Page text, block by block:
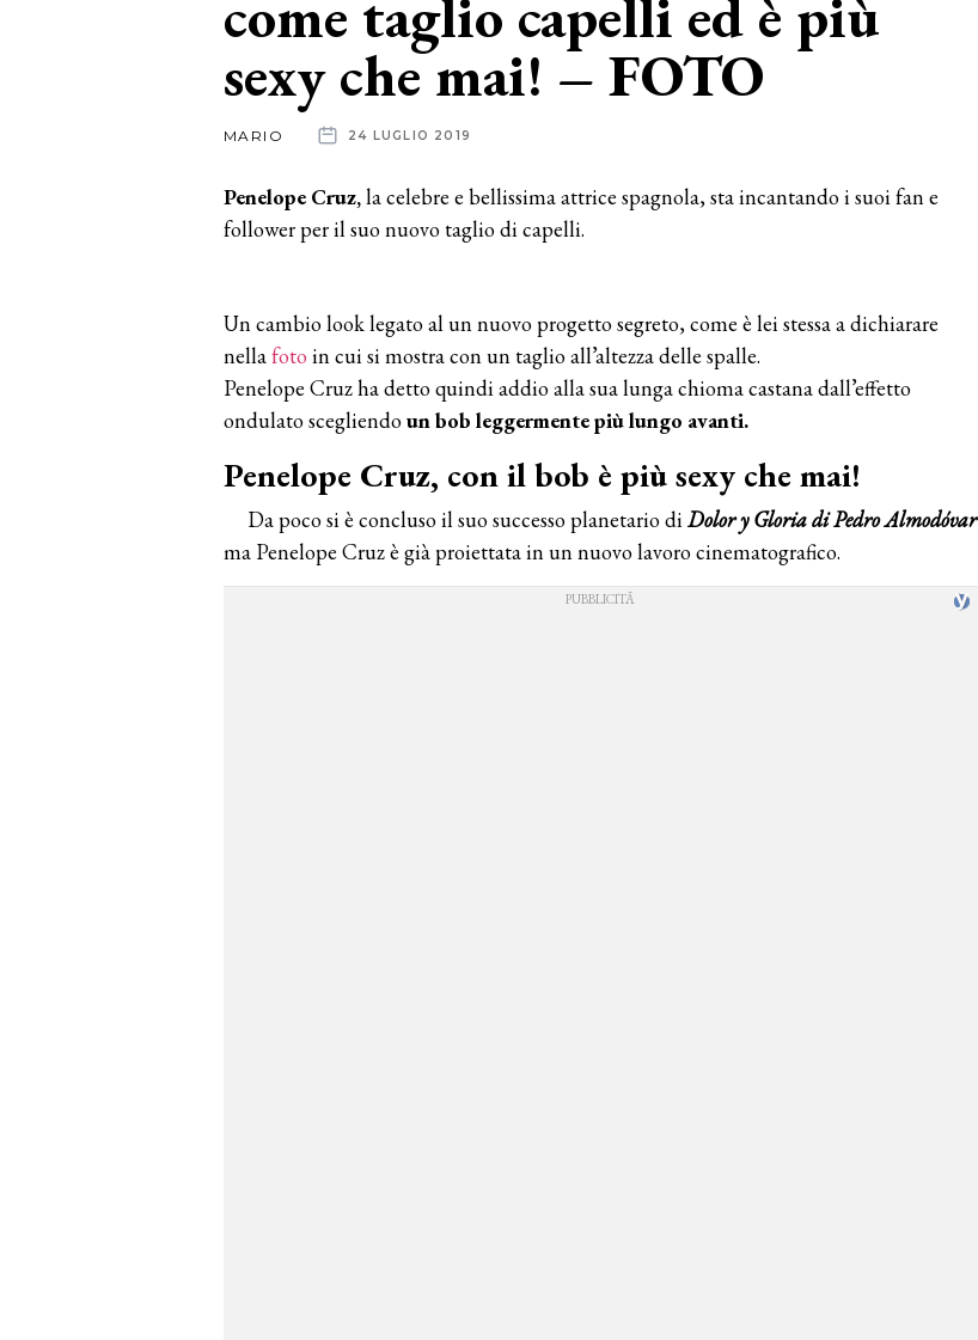
come taglio capelli ed è più
sexy che mai! – FOTO
MARIO 24 LUGLIO 2019
Penelope Cruz,la celebre e bellissima attrice spagnola, sta incantando i suoi fan e
follower per il suo nuovo taglio di capelli.
Un cambio look legato al un nuovo progetto segreto, come è lei stessa a dichiarare
nellafoto in cui si mostra con un taglio all’altezza delle spalle.
Penelope Cruz ha detto quindi addio alla sua lunga chioma castana dall’effetto
ondulato scegliendoun bob leggermente più lungo avanti.
Penelope Cruz, con il bob è più sexy che mai!
Da poco si è concluso il suo successo planetario di Dolor y Gloria di Pedro Almodóvar
ma Penelope Cruz è già proiettata in un nuovo lavoro cinematografico.